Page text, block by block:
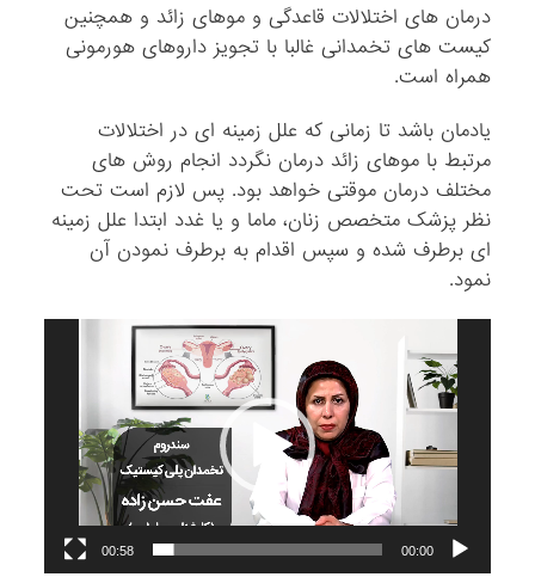
درمان های اختلالات قاعدگی و موهای زائد و همچنین
کیست های تخمدانی غالبا با تجویز داروهای هورمونی
همراه است.
یادمان باشد تا زمانی که علل زمینه ای در اختلالات
مرتبط با موهای زائد درمان نگردد انجام روش های
مختلف درمان موقتی خواهد بود. پس لازم است تحت
نظر پزشک متخصص زنان، ماما و یا غدد ابتدا علل زمینه
ای برطرف شده و سپس اقدام به برطرف نمودن آن
نمود.
00:00
00:58